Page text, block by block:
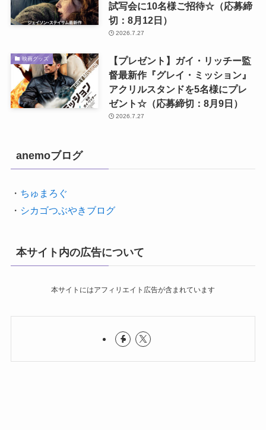
試写会に10名様ご招待☆（応募締
切：8月12日）
2026.7.27
映画グッズ
【プレゼント】ガイ・リッチー監
督最新作『グレイ・ミッション』
アクリルスタンドを5名様にプレ
ゼント☆（応募締切：8月9日）
2026.7.27
anemoブログ
・ ちゅまろぐ
・ シカゴつぶやきブログ
本サイト内の広告について
本サイトにはアフィリエイト広告が含まれています